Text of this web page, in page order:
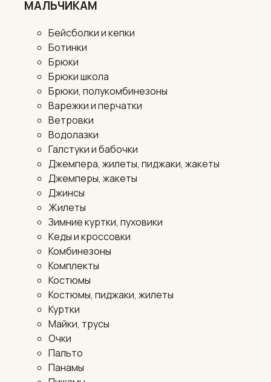
МАЛЬЧИКАМ
Бейсболки и кепки
Ботинки
Брюки
Брюки школа
Брюки, полукомбинезоны
Варежки и перчатки
Ветровки
Водолазки
Галстуки и бабочки
Джемпера, жилеты, пиджаки, жакеты
Джемперы, жакеты
Джинсы
Жилеты
Зимние куртки, пуховики
Кеды и кроссовки
Комбинезоны
Комплекты
Костюмы
Костюмы, пиджаки, жилеты
Куртки
Майки, трусы
Очки
Пальто
Панамы